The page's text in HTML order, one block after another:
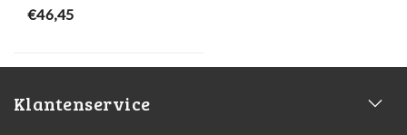
Aquaforte
€46,45
Klantenservice